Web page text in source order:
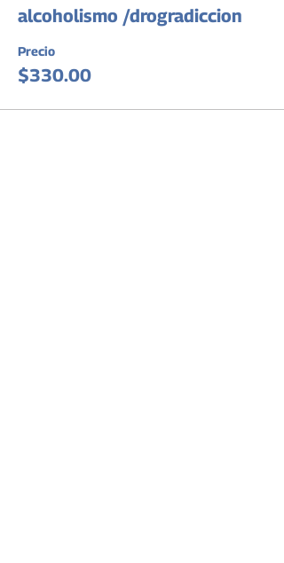
alcoholismo /drogradiccion
Precio
$330.00